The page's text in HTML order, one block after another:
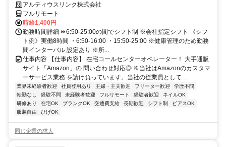
アルティウスリンク株式会社
フルリモート
時給1,400円
勤務時間詳細 ⏩6:50-25:00の間でシフト制 ※会社指定シフト 《シフ
ト例》実働8時間 ・6:50-16:00 ・15:50-25:00 ※健康管理のため勤務
間インターバル 設定あり ※所...
仕事内容 【仕事内容】 在宅コールセンターオペレーター！ 大手通販
サイト「Amazon」の 問い合わせ対応◎ ※当社はAmazonのカスタマ
ーサービス業務 を請け負っています。当社の従業員として ...
業界未経験者歓迎 社員登用あり 主婦・主夫歓迎 フリーター歓迎
学歴不問
転勤なし
経験不問 未経験者歓迎 フルリモート 経験者歓迎
ネイルOK
研修あり
在宅OK ブランクOK 交通費支給 長期歓迎 シフト制
ピアスOK
服装自由
ひげOK
同じ企業の求人